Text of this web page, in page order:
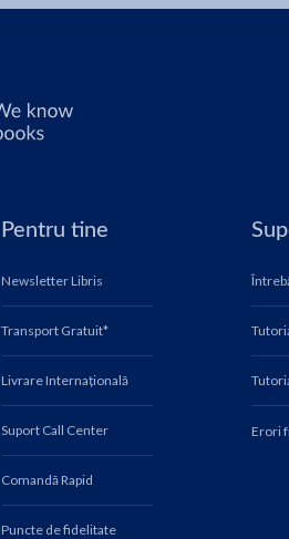
Pentru tine
Newsletter Libris
Transport Gratuit*
Livrare Internațională
Suport Call Center
Comandă Rapid
Puncte de fidelitate
Erori